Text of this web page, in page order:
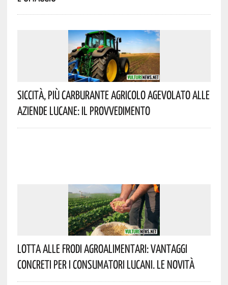
Siccità, Più Carburante Agricolo Agevolato Alle
Aziende Lucane: Il Provvedimento
Lotta Alle Frodi Agroalimentari: Vantaggi
Concreti Per I Consumatori Lucani. Le Novità